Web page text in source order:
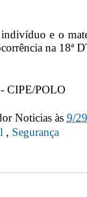
e o
na 18ª
CIPE/POLO
Noticias às 9/
, Segurança